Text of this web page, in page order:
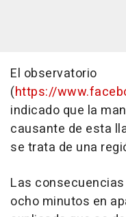
El observatorio
(https://
indicado que la
causante de esta
se trata de una
Las
ocho minutos en